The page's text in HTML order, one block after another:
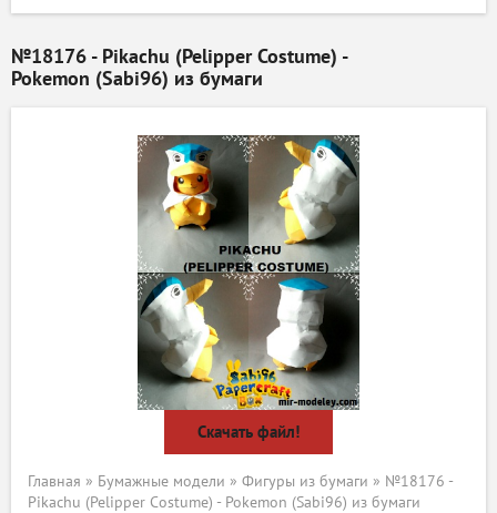
№18176 - Pikachu (Pelipper Costume) -
Pokemon (Sabi96) из бумаги
Скачать файл!
Главная » Бумажные модели » Фигуры из бумаги » №18176 -
Pikachu (Pelipper Costume) - Pokemon (Sabi96) из бумаги